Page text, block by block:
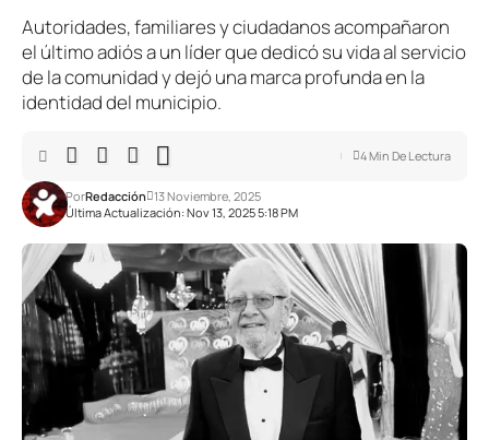
Autoridades, familiares y ciudadanos acompañaron
el último adiós a un líder que dedicó su vida al servicio
de la comunidad y dejó una marca profunda en la
identidad del municipio.
Última Actualización: Nov 13, 2025 5:18 PM
PorRedacción 13 Noviembre, 2025
4 Min De Lectura